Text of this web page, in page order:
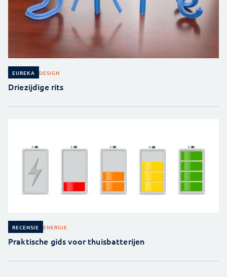
EUREKA DESIGN
Driezijdige rits
RECENSIE ENERGIE
Praktische gids voor thuisbatterijen